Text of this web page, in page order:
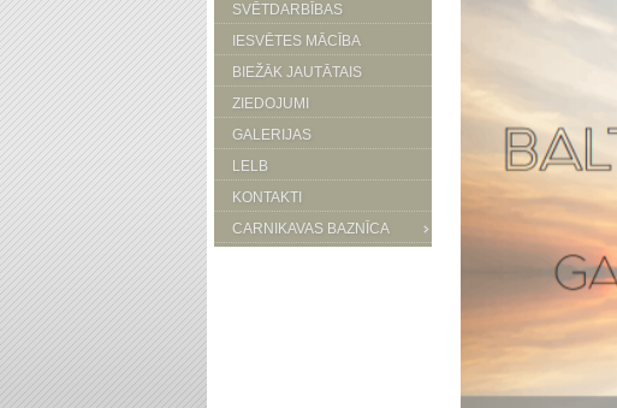
SVĒTDARBĪBAS
IESVĒTES MĀCĪBA
BIEŽĀK JAUTĀTAIS
ZIEDOJUMI
GALERIJAS
LELB
KONTAKTI
CARNIKAVAS BAZNĪCA